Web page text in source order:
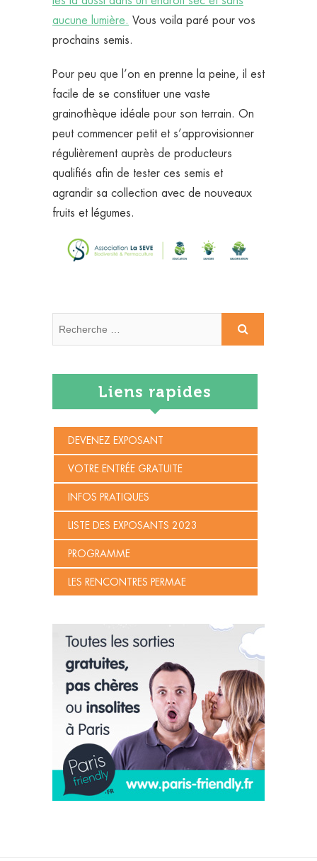
aucune lumière. Vous voila paré pour vos
prochains semis.
Pour peu que l’on en prenne la peine, il est
facile de se constituer une vaste
grainothèque idéale pour son terrain. On
peut commencer petit et s’approvisionner
régulièrement auprès de producteurs
qualifiés afin de tester ces semis et
agrandir sa collection avec de nouveaux
fruits et légumes.
Recherche
Liens rapides
DEVENEZ EXPOSANT
VOTRE ENTRÉE GRATUITE
INFOS PRATIQUES
LISTE DES EXPOSANTS 2023
PROGRAMME
LES RENCONTRES PERMAE